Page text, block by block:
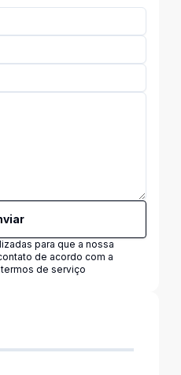
para que a nossa
de acordo com a
de serviço